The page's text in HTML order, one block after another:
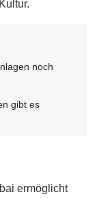
noch
gibt es
ermöglicht